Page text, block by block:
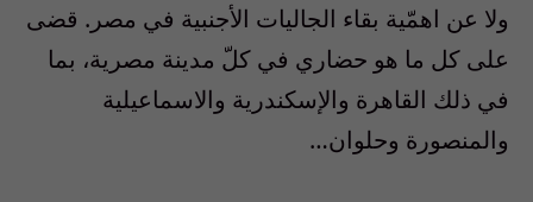
ولا عن اهمّية بقاء الجاليات الأجنبية في مصر. قضى
على كل ما هو حضاري في كلّ مدينة مصرية، بما
في ذلك القاهرة والإسكندرية والاسماعيلية
والمنصورة وحلوان…